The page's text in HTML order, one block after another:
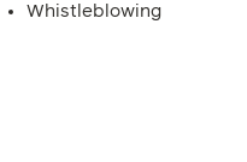
Whistleblowing